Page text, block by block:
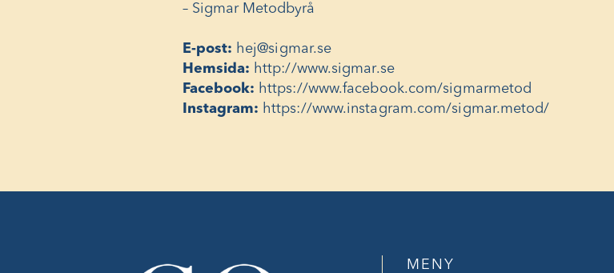
– Sigmar Metodbyrå
E-post: hej@sigmar.se
Hemsida: http://www.sigmar.se
Facebook: https://www.facebook.com/sigmarmetod
Instagram: https://www.instagram.com/sigmar.metod/
MENY